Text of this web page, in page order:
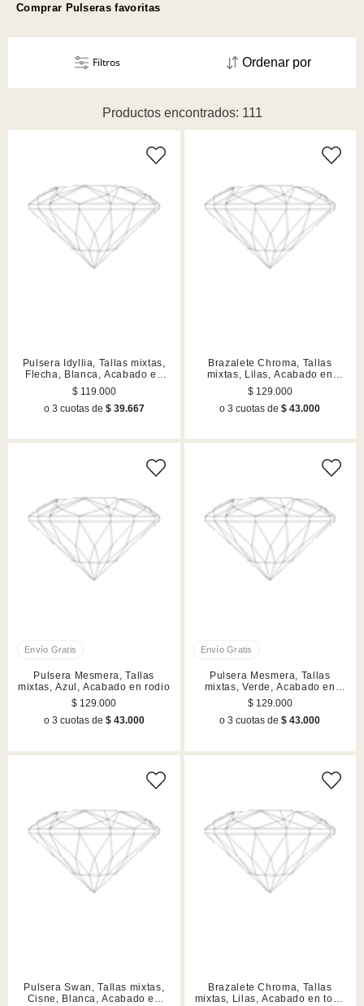
Comprar Pulseras favoritas
Productos encontrados: 111
Ordenar por
Filtros
Pulsera Idyllia, Tallas mixtas,
Flecha, Blanca, Acabado en
rodio
$ 119.000
o 3 cuotas de $ 39.667
Brazalete Chroma, Tallas
mixtas, Lilas, Acabado en
rodio
$ 129.000
o 3 cuotas de$ 43.000
Pulsera Mesmera, Tallas
mixtas, Azul, Acabado en rodio
$ 129.000
o 3 cuotas de $ 43.000
Pulsera Mesmera, Tallas
mixtas, Verde, Acabado en
rodio
$ 129.000
o 3 cuotas de$ 43.000
Pulsera Swan, Tallas mixtas,
Cisne, Blanca, Acabado en
Brazalete Chroma, Tallas
mixtas, Lilas, Acabado en tono